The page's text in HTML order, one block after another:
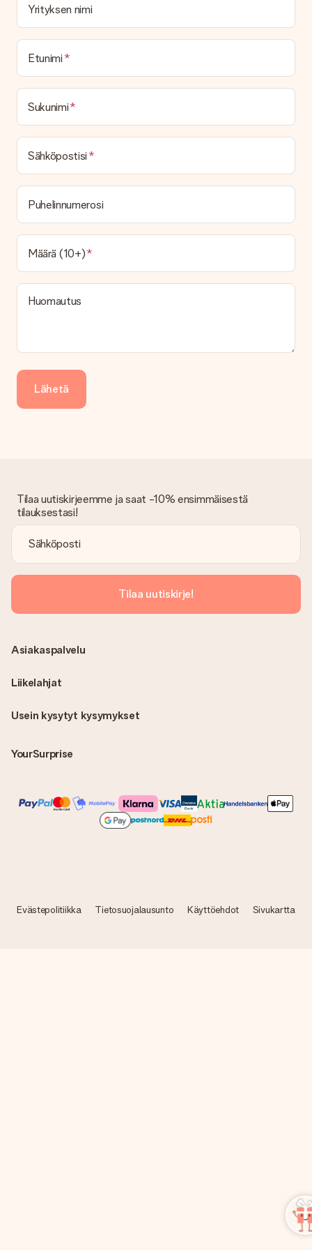
Yrityksen nimi
Etunimi
Sukunimi
Sähköpostisi
Puhelinnumerosi
Määrä (10+)
Huomautus
Lähetä
Tilaa uutiskirjeemme ja saat -10% ensimmäisestä
tilauksestasi!
Tilaa uutiskirje!
Usein kysytyt kysymykset
YourSurprise
Asiakaspalvelu
Liikelahjat
Evästepolitiikka Tietosuojalausunto Käyttöehdot Sivukartta